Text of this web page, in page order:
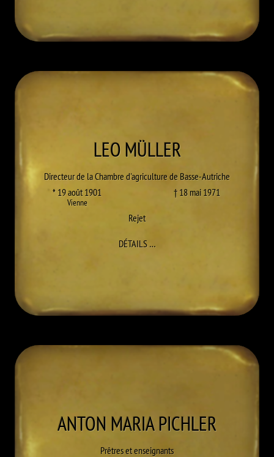
LEOMÜLLER
Directeur de la Chambre d'agriculture de Basse-Autriche
* 19 août 1901
Vienne
† 18 mai 1971
Rejet
DÉTAILS…À LEO MÜLLER
ANTON MARIAPICHLER
Prêtres et enseignants